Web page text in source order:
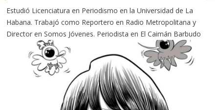
Estudió Licenciatura en Periodismo en la Universidad de La
Habana. Trabajó como Reportero en Radio Metropolitana y
Director en Somos Jóvenes. Periodista en El Caimán Barbudo